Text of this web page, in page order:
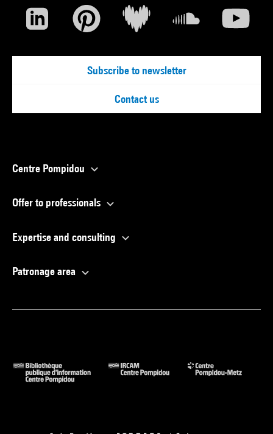
Subscribe to newsletter
Contact us
Centre Pompidou
Offer to professionals
Expertise and consulting
Patronage area